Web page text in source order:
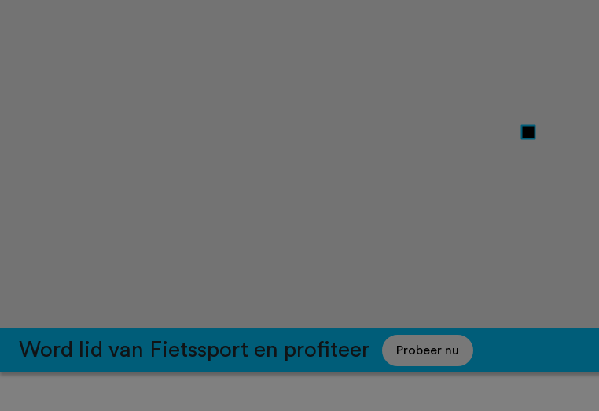
Word lid van Fietssport en profiteer Probeer nu